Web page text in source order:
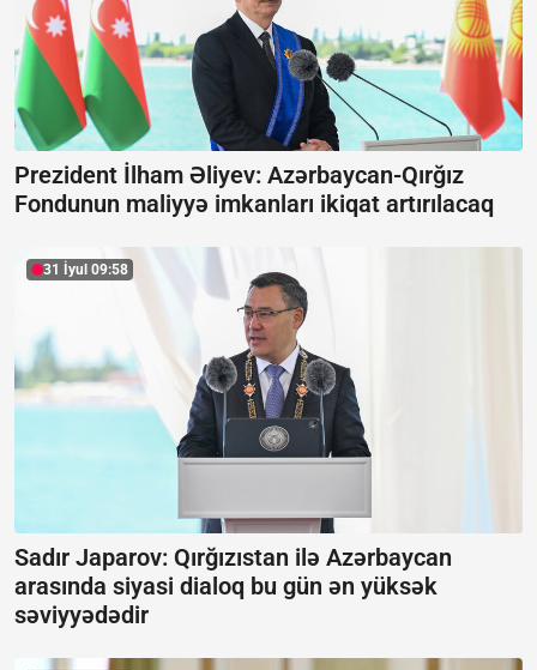
Prezident İlham Əliyev: Azərbaycan-Qırğız
Fondunun maliyyə imkanları ikiqat artırılacaq
31 İyul 09:58
Sadır Japarov: Qırğızıstan ilə Azərbaycan
arasında siyasi dialoq bu gün ən yüksək
səviyyədədir